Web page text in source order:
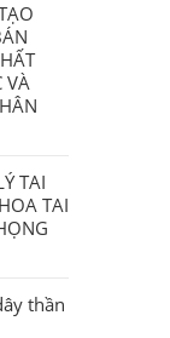
VÀ
TAI
TAI
thần